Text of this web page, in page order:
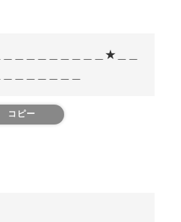
＿＿＿＿＿＿＿＿＿★＿＿
コピー